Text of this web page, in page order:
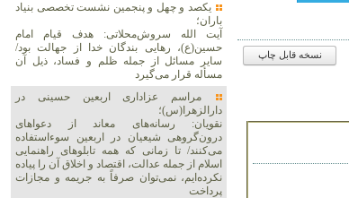
نسخه قابل چاپ
یکصد و چهل و پنجمین نشست تخصصی بنیاد
باران؛
آیت الله سروش‌محلاتی: هدف قیام امام
حسین(ع)، رهایی بندگان خدا از جهالت بود/
سایر مسائل از جمله ظلم و فساد، ذیل آن
مسأله قرار می‌گیرد
مراسم عزاداری اربعین حسینی در
دارالزهرا(س)؛
نقویان: رسانه‌های معاند از دعواهای
درون‌گروهی شیعیان در اربعین سوءاستفاده
می‌کنند/ تا زمانی که همه تابلوهای راهنمایی
اسلام از جمله عدالت، اقتصاد و اخلاق آن را پیاده
نکرده‌ایم، نمی‌توان صرفاً به جریمه و مجازات
پرداخت